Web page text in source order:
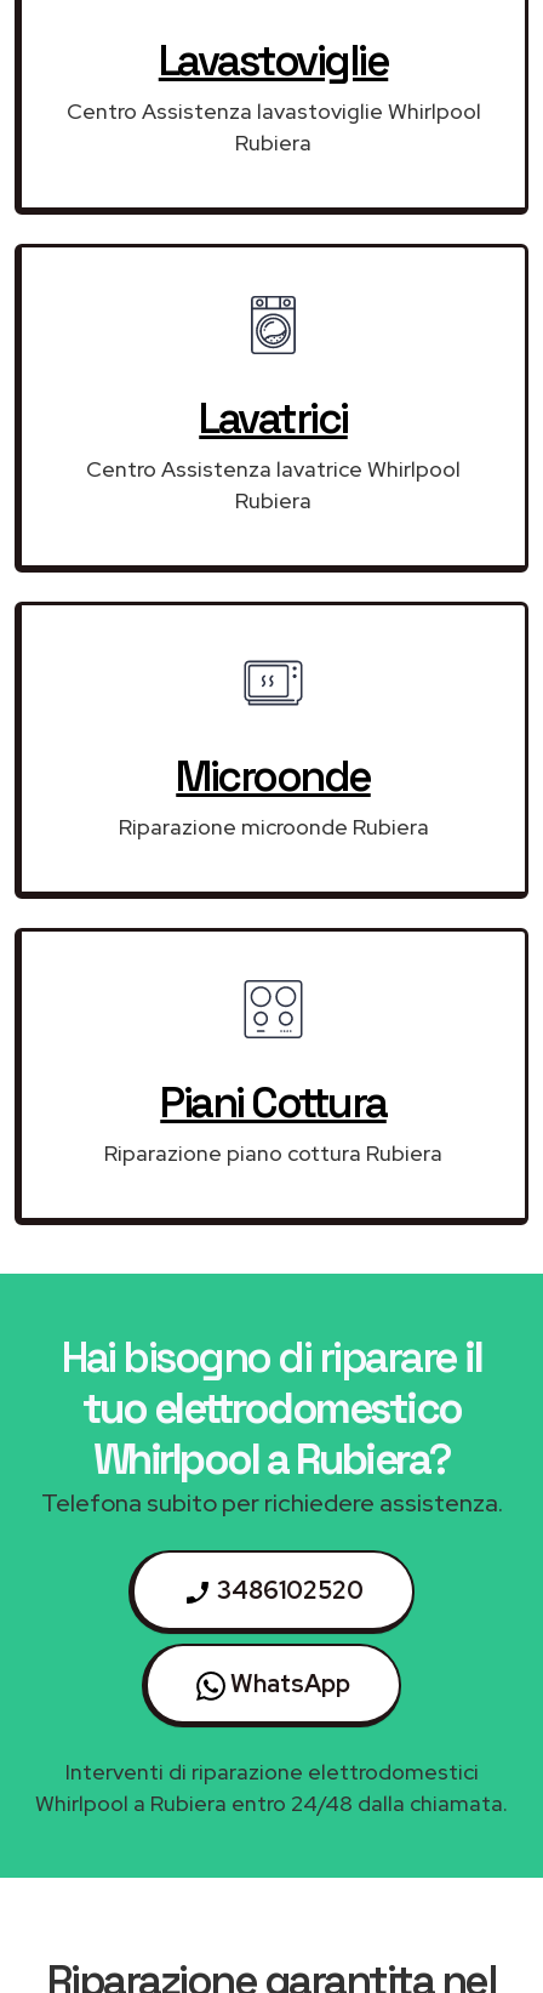
Lavastoviglie
Centro Assistenza lavastoviglie Whirlpool
Rubiera
Lavatrici
Centro Assistenza lavatrice Whirlpool
Rubiera
Microonde
Riparazione microonde Rubiera
Piani Cottura
Riparazione piano cottura Rubiera
Hai bisogno di riparareil
tuo elettrodomestico
Whirlpool a Rubiera?
Telefona subito per richiedere assistenza.
3486102520
WhatsApp
Interventi di riparazione elettrodomestici
Whirlpool a Rubiera entro 24/48 dalla chiamata.
Riparazione garantita nel